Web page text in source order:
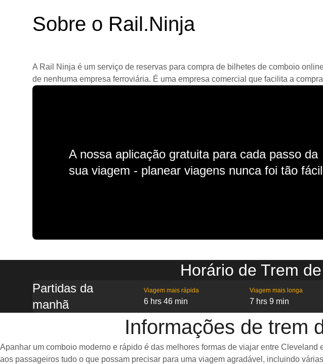
Sobre o Rail.Ninja
A Rail Ninja é um serviço de reservas para compra de bilhetes de comboio
de nenhuma empresa ferroviária. É uma empresa comercial que facilita a
A nossa aplicação gratuita para cada passo da
sua viagem - planear viagens nunca foi tão
Horário de Trem
Partidas da
manhã
Viagem mais rápida
6 hrs 46 min
Viagem mais longa
7 hrs 9 min
Informações de trem
Apanhar um comboio moderno e rápido é das melhores formas de viajar entre
aos passageiros tudo o que possam precisar para uma viagem agradável, incluindo